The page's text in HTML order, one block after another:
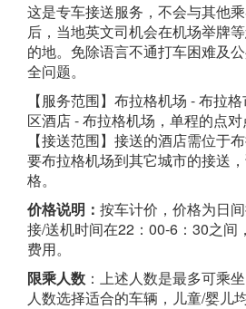
这是专车接送服务，不会与其他
后，当地英文司机会在机场举牌
的地。免除语言不通打车困难及
全问题。
【服务范围】布拉格机场 - 布拉
区酒店 - 布拉格机场，单程的点
【接送范围】接送的酒店需位于
要布拉格机场到其它城市的接送
格。
价格说明： 按车计价，价格为日
接/送机时间在22：00-6：30之间
费用。
限乘人数 ：上述人数是最多可乘
人数选择适合的车辆，儿童/婴儿